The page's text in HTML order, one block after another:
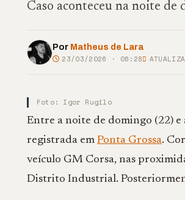
Caso aconteceu na noite
Por Matheus de Lara
23/03/2026 · 06:28
Foto: Igor Rugilo
Entre a noite de domingo (22)
registrada em Ponta Grossa.
veículo GM Corsa, nas
Distrito Industrial.